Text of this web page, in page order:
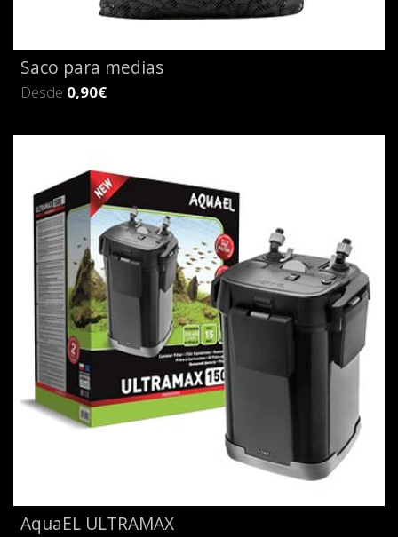
Saco para medias
Desde 0,90€
AquaEL ULTRAMAX